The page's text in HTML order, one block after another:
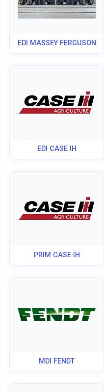
EDI MASSEY FERGUSON
EDI CASE IH
PRIM CASE IH
MDI FENDT